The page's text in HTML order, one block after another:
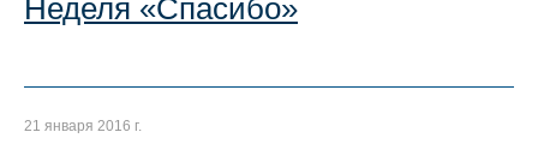
Неделя «Спасибо»
21 января 2016 г.